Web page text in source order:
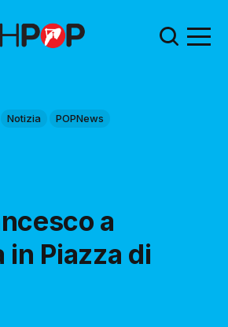
Notizia POPNews
a
in Piazza di